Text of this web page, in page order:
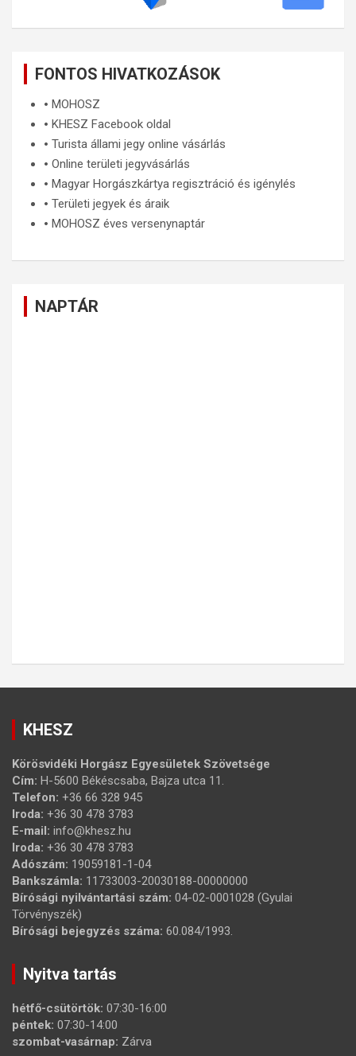
FONTOS HIVATKOZÁSOK
🞄 MOHOSZ
🞄 KHESZ Facebook oldal
🞄 Turista állami jegy online vásárlás
🞄 Online területi jegyvásárlás
🞄 Magyar Horgászkártya regisztráció és igénylés
🞄 Területi jegyek és áraik
🞄 MOHOSZ éves versenynaptár
NAPTÁR
KHESZ
Körösvidéki Horgász Egyesületek Szövetsége
Cím: H-5600 Békéscsaba, Bajza utca 11.
Telefon: +36 66 328 945
Iroda: +36 30 478 3783
E-mail: info@khesz.hu
Iroda: +36 30 478 3783
Adószám: 19059181-1-04
Bankszámla: 11733003-20030188-00000000
Bírósági nyilvántartási szám: 04-02-0001028 (Gyulai
Törvényszék)
Bírósági bejegyzés száma: 60.084/1993.
Nyitva tartás
hétfő-csütörtök: 07:30-16:00
péntek: 07:30-14:00
szombat-vasárnap: Zárva